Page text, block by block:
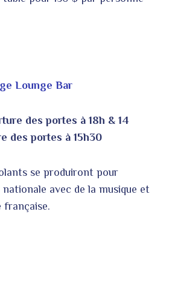
Lounge Bar
des portes à 18h & 14
des portes à 15h30
se produiront pour
avec de la musique et
française.